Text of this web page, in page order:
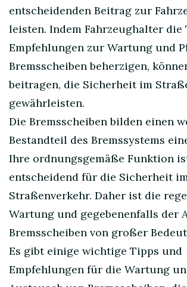
entscheidenden Beitrag zur
leisten. Indem Fahrzeughalter die
Empfehlungen zur Wartung und
Bremsscheiben beherzigen,
beitragen, die Sicherheit im
gewährleisten.
Die Bremsscheiben bilden einen
Bestandteil des Bremssystems
Ihre ordnungsgemäße Funktion
entscheidend für die Sicherheit
Straßenverkehr. Daher ist die
Wartung und gegebenenfalls der
Bremsscheiben von großer
Es gibt einige wichtige Tipps und
Empfehlungen für die Wartung